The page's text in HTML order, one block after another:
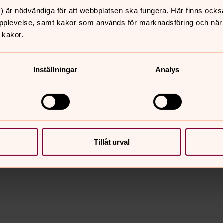
är nödvändiga för att webbplatsen ska fungera. Här finns
samt kakor som används för marknadsföring och
Inställningar Analys
Tillåt urval
known as a distinct voice in the
and contributes with critical and
church and state. This book offers
on ecclesiology and politics
Contributors: Jonas Ideström,
Göran Gunner, Ninna Edgardh,
ecclesiology in dialogue with
Or., 2010. ISBN: 9781608991082.